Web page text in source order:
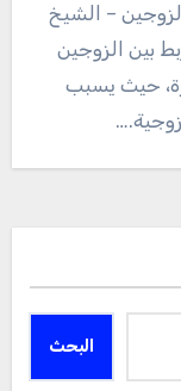
– الشيخ
بين الزوجين
حيث يسبب
البحث